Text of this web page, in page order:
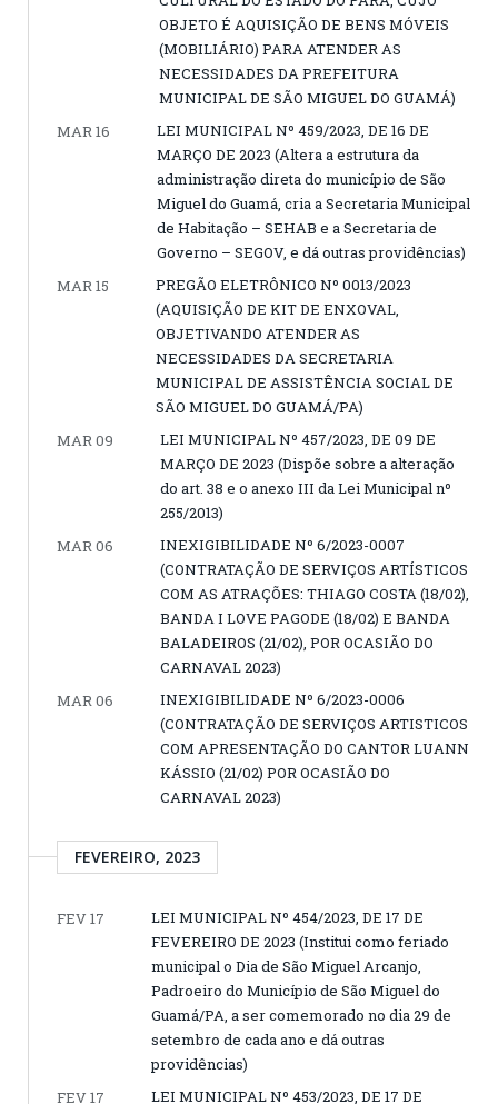
OBJETO É AQUISIÇÃO DE BENS MÓVEIS
(MOBILIÁRIO) PARA ATENDER AS
NECESSIDADES DA PREFEITURA
MUNICIPAL DE SÃO MIGUEL DO GUAMÁ)
MAR 16
LEI MUNICIPAL Nº 459/2023, DE 16 DE
MARÇO DE 2023 (Altera a estrutura da
administração direta do município de São
Miguel do Guamá, cria a Secretaria Municipal
de Habitação – SEHAB e a Secretaria de
Governo – SEGOV, e dá outras providências)
MAR 15
PREGÃO ELETRÔNICO Nº 0013/2023
(AQUISIÇÃO DE KIT DE ENXOVAL,
OBJETIVANDO ATENDER AS
NECESSIDADES DA SECRETARIA
MUNICIPAL DE ASSISTÊNCIA SOCIAL DE
SÃO MIGUEL DO GUAMÁ/PA)
MAR 09
LEI MUNICIPAL Nº 457/2023, DE 09 DE
MARÇO DE 2023 (Dispõe sobre a alteração
do art. 38 e o anexo III da Lei Municipal nº
255/2013)
MAR 06
INEXIGIBILIDADE Nº 6/2023-0007
(CONTRATAÇÃO DE SERVIÇOS ARTÍSTICOS
COM AS ATRAÇÕES: THIAGO COSTA (18/02),
BANDA I LOVE PAGODE (18/02) E BANDA
BALADEIROS (21/02), POR OCASIÃO DO
CARNAVAL 2023)
MAR 06
INEXIGIBILIDADE Nº 6/2023-0006
(CONTRATAÇÃO DE SERVIÇOS ARTISTICOS
COM APRESENTAÇÃO DO CANTOR LUANN
KÁSSIO (21/02) POR OCASIÃO DO
CARNAVAL 2023)
FEVEREIRO, 2023
FEV 17
LEI MUNICIPAL Nº 454/2023, DE 17 DE
FEVEREIRO DE 2023 (Institui como feriado
municipal o Dia de São Miguel Arcanjo,
Padroeiro do Município de São Miguel do
Guamá/PA, a ser comemorado no dia 29 de
setembro de cada ano e dá outras
providências)
FEV 17
LEI MUNICIPAL Nº 453/2023, DE 17 DE